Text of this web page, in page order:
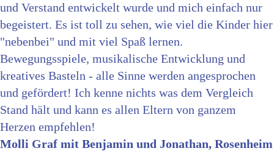
und Verstand entwickelt wurde und mich einfach nur
begeistert. Es ist toll zu sehen, wie viel die Kinder hier
"nebenbei" und mit viel Spaß lernen.
Bewegungsspiele, musikalische Entwicklung und
kreatives Basteln - alle Sinne werden angesprochen
und gefördert! Ich kenne nichts was dem Vergleich
Stand hält und kann es allen Eltern von ganzem
Herzen empfehlen!
Molli Graf mit Benjamin und Jonathan, Rosenheim